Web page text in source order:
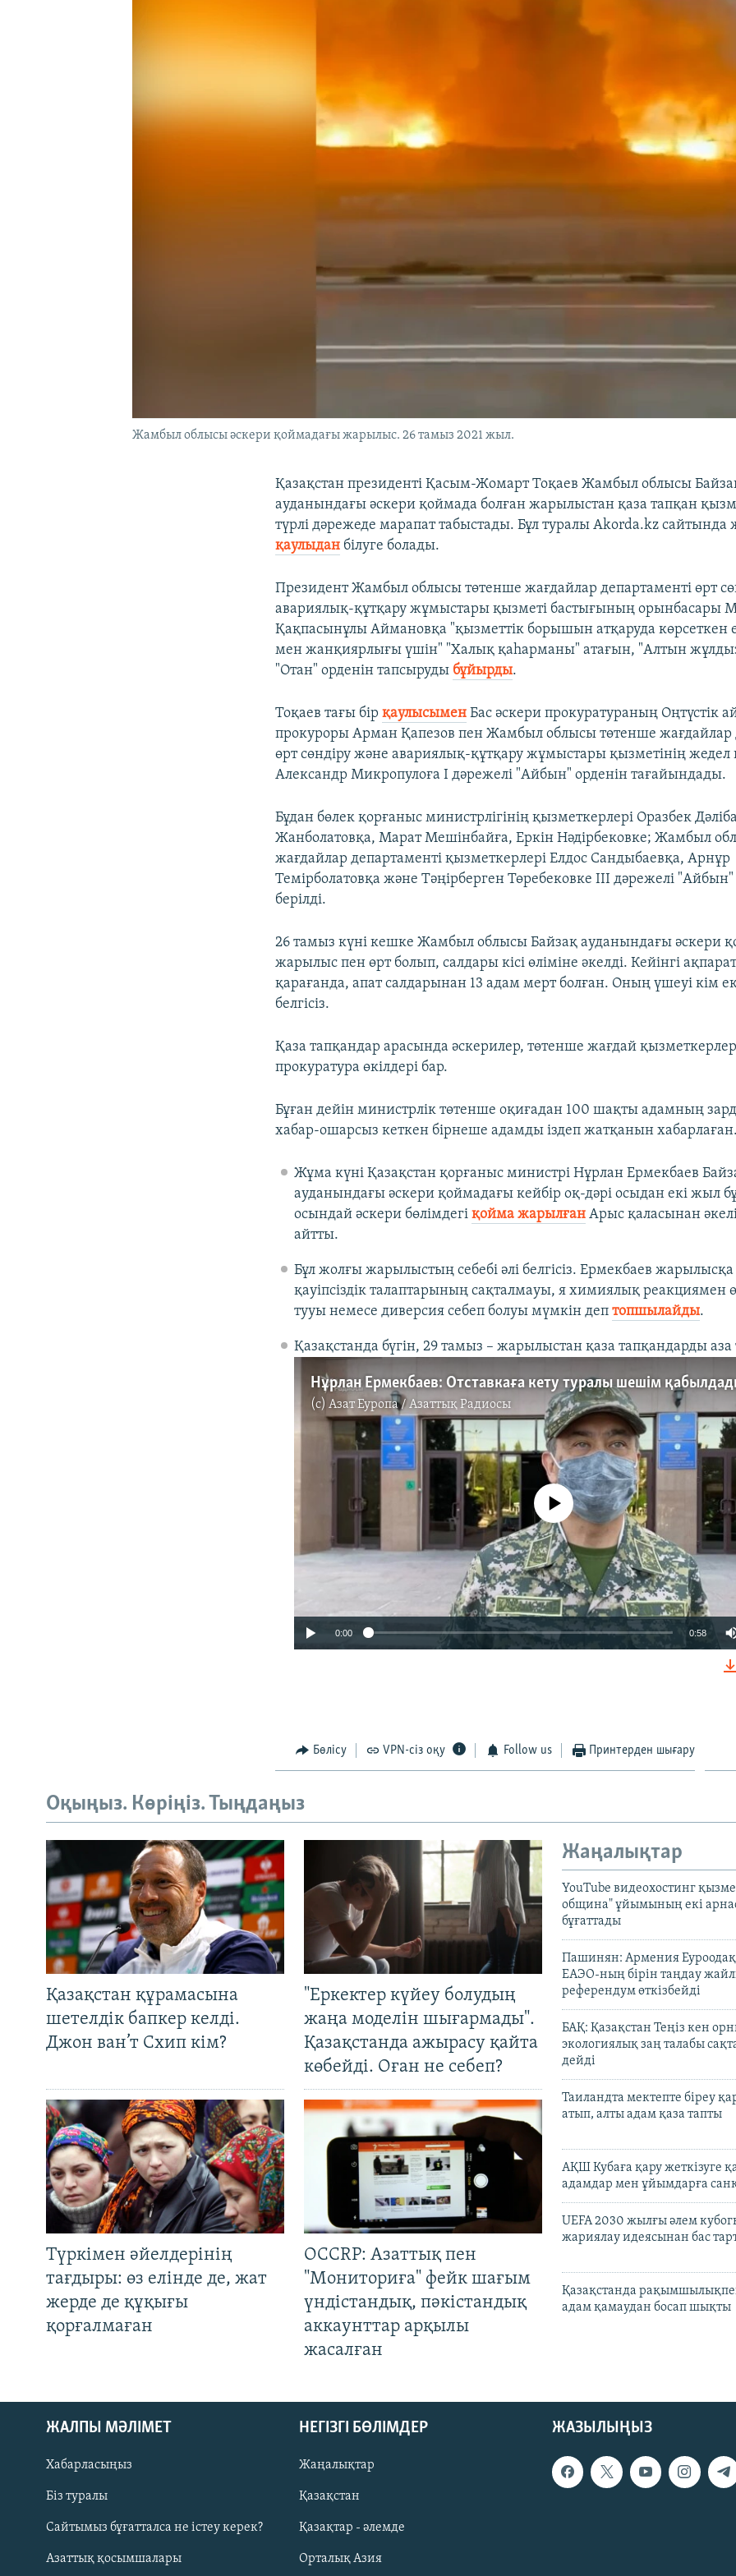
Русский
ЖАЗЫЛЫҢЫЗ
Жамбыл облысы әскери қоймадағы жарылыс. 26 тамыз 2021 жыл.
Қазақстан президенті Қасым-Жомарт Тоқаев Жамбыл облысы
ауданындағы әскери қоймада болған жарылыстан қаза тапқан
түрлі дәрежеде марапат табыстады. Бұл туралы Akorda.kz сайтында
қаулыдан білуге болады.
Президент Жамбыл облысы төтенше жағдайлар департаменті өрт
авариялық-құтқару жұмыстары қызметі бастығының орынбасары
Қақпасынұлы Аймановқа "қызметтік борышын атқаруда көрсеткен
мен жанқиярлығы үшін" "Халық қаһарманы" атағын, "Алтын
"Отан" орденін тапсыруды бұйырды.
Тоқаев тағы бірқаулысымен Бас әскери прокуратураның Оңтүстік
прокуроры Арман Қапезов пен Жамбыл облысы төтенше жағдайлар
өрт сөндіру және авариялық-құтқару жұмыстары қызметінің жедел
Александр Микропулоға I дәрежелі "Айбын" орденін тағайындады.
Бұдан бөлек қорғаныс министрлігінің қызметкерлері Оразбек
Жанболатовқа, Марат Мешінбайға, Еркін Нәдірбековке; Жамбыл
жағдайлар департаменті қызметкерлері Елдос Сандыбаевқа, Арнұр
Темірболатовқа және Тәңірберген Төребековке III дәрежелі "Айбын"
берілді.
26 тамыз күні кешке Жамбыл облысы Байзақ ауданындағы әскери
жарылыс пен өрт болып, салдары кісі өліміне әкелді. Кейінгі
қарағанда, апат салдарынан 13 адам мерт болған. Оның үшеуі кім
белгісіз.
Қаза тапқандар арасында әскерилер, төтенше жағдай
прокуратура өкілдері бар.
Бұған дейін министрлік төтенше оқиғадан 100 шақты адамның
хабар-ошарсыз кеткен бірнеше адамды іздеп жатқанын хабарлаған.
Жұма күні Қазақстан қорғаныс министрі Нұрлан Ермекбаев
ауданындағы әскери қоймадағы кейбір оқ-дәрі осыдан екі жыл
осындай әскери бөлімдегі қойма жарылған Арыс қаласынан
айтты.
Бұл жолғы жарылыстың себебі әлі белгісіз. Ермекбаев
қауіпсіздік талаптарының сақталмауы, я химиялық реакциямен
тууы немесе диверсия себеп болуы мүмкін деп топшылайды.
Қазақстанда бүгін, 29 тамыз – жарылыстан қаза тапқандарды аза
Нұрлан Ермекбаев: Отставкаға кету туралы шешім
(c) Азат Еуропа / Азаттық Радиосы
No media source currently available
0:00 0:58
Бөлісу VPN-сіз оқу Follow us Принтерден шығару
Оқыңыз. Көріңіз. Тыңдаңыз
Қазақстан құрамасына
шетелдік бапкер келді.
Джон ван’т Схип кім?
"Еркектер күйеу болудың
жаңа моделін шығармады".
Қазақстанда ажырасу қайта
көбейді. Оған не себеп?
Түркімен әйелдерінің
тағдыры: өз елінде де, жат
жерде де құқығы
қорғалмаған
OCCRP: Азаттық пен
"Мониториға" фейк шағым
үндістандық, пәкістандық
аккаунттар арқылы
жасалған
Жаңалықтар
YouTube видеохостинг
община" ұйымының екі
бұғаттады
Пашинян: Армения
ЕАЭО-ның бірін таңдау
референдум өткізбейді
БАҚ: Қазақстан Теңіз кен
экологиялық заң талабы
дейді
Таиландта мектепте біреу
атып, алты адам қаза тапты
АҚШ Кубаға қару жеткізуге
адамдар мен ұйымдарға
UEFA 2030 жылғы әлем
жариялау идеясынан бас
Қазақстанда
адам қамаудан босап шықты
ЖАЗЫЛЫҢЫЗ
ЖАЛПЫ МӘЛІМЕТ
Хабарласыңыз
Біз туралы
Сайтымыз бұғатталса не істеу керек?
Азаттық қосымшалары
НЕГІЗГІ БӨЛІМДЕР
Жаңалықтар
Қазақстан
Қазақтар - әлемде
Орталық Азия